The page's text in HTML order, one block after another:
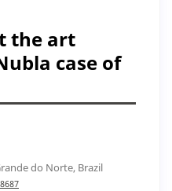
the art
case of
do Norte, Brazil